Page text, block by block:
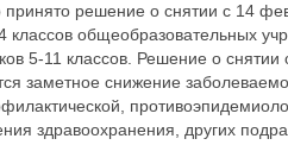
решение о снятии с 14
классов общеобразовательных
5-11 классов. Решение о
заметное снижение
здравоохранения, других